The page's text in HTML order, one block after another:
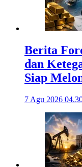
Berita
dan
Siap
7 Agu 2026